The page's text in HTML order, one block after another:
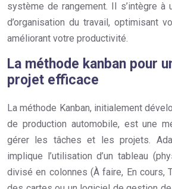
système de rangement. Il s’intègre à
d’organisation du travail, optimisant
améliorant votre productivité.
La méthode kanban pour
projet efficace
La méthode Kanban, initialement
de production automobile, est une
gérer les tâches et les projets.
implique l’utilisation d’un tableau
divisé en colonnes (À faire, En cours,